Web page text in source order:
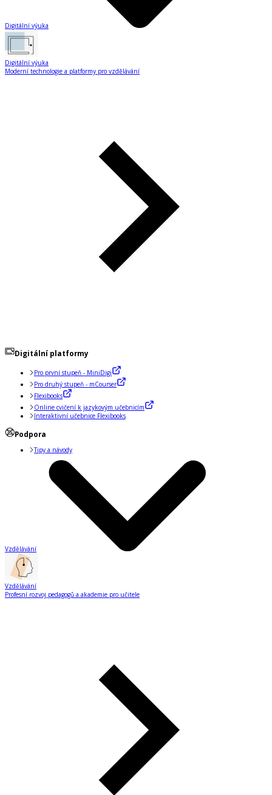
Digitální výuka
Digitální výuka
Moderní technologie a platformy pro vzdělávání
Digitální platformy
Pro první stupeň - MiniDigi
Pro druhý stupeň - mCourser
Flexibooks
Online cvičení k jazykovým učebnicím
Interaktivní učebnice Flexibooks
Podpora
Tipy a návody
Vzdělávání
Vzdělávání
Profesní rozvoj pedagogů a akademie pro učitele